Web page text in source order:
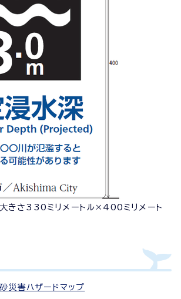
大きさ330ミリメートル×400ミリメート
災害ハザードマップ